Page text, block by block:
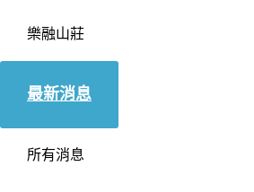
樂融山莊
最新消息
所有消息